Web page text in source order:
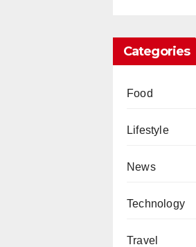
Categories
Food
Lifestyle
News
Technology
Travel